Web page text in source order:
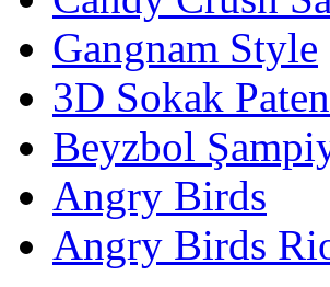
Gangnam Style
3D Sokak
Beyzbol
Angry Birds
Angry Birds